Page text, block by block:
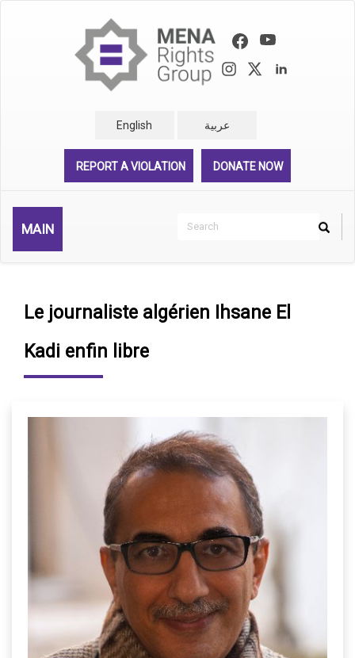
English عربية
REPORT A VIOLATION DONATE NOW
MAIN
Search
Search
Le journaliste algérien Ihsane El
Kadi enfin libre